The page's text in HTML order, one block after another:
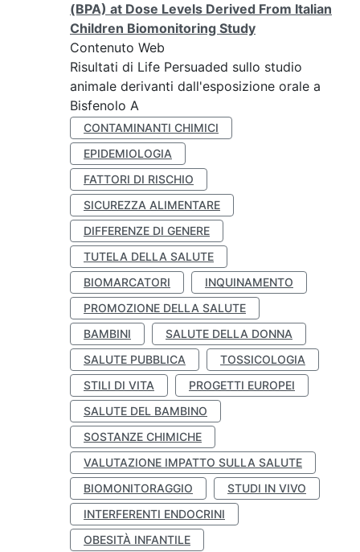
(BPA) at Dose Levels Derived From Italian
Children Biomonitoring Study
Contenuto Web
Risultati di Life Persuaded sullo studio
animale derivanti dall'esposizione orale a
Bisfenolo A
CONTAMINANTI CHIMICI
EPIDEMIOLOGIA
FATTORI DI RISCHIO
SICUREZZA ALIMENTARE
DIFFERENZE DI GENERE
TUTELA DELLA SALUTE
BIOMARCATORI
INQUINAMENTO
PROMOZIONE DELLA SALUTE
BAMBINI
SALUTE DELLA DONNA
SALUTE PUBBLICA
TOSSICOLOGIA
STILI DI VITA
PROGETTI EUROPEI
SALUTE DEL BAMBINO
SOSTANZE CHIMICHE
VALUTAZIONE IMPATTO SULLA SALUTE
BIOMONITORAGGIO
STUDI IN VIVO
INTERFERENTI ENDOCRINI
OBESITÀ INFANTILE